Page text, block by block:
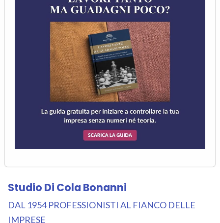
Studio Di Cola Bonanni
DAL 1954 PROFESSIONISTI AL FIANCO DELLE
IMPRESE